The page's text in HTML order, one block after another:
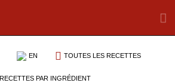
EN TOUTES LES RECETTES
RECETTES PAR INGRÉDIENT